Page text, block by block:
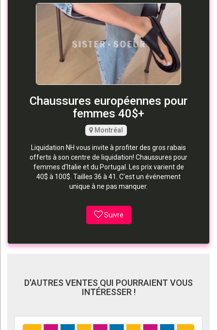
Chaussures européennes pour
femmes 40$+
Montréal
Liquidation NH vous invite à profiter des gros rabais
offerts à son centre de liquidation! Chaussures pour
femmes d'Italie et du Portugal. Les prix varient de
40$ à 100$. Tailles 36 à 41. C'est un événement
unique à ne pas manquer.
Suivre
D'AUTRES VENTES QUI POURRAIENT VOUS
INTÉRESSER !